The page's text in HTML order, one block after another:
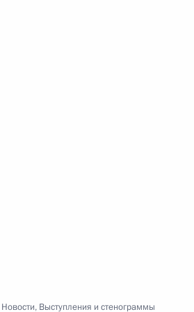
Новости, Выступления и стенограммы